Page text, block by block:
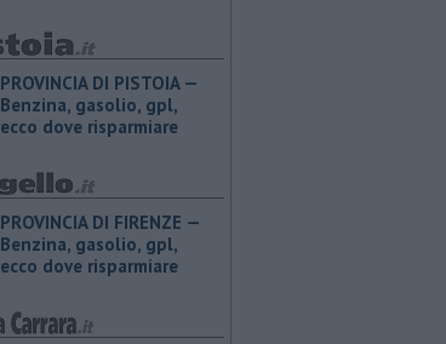
PROVINCIA DI PISTOIA — ​
Benzina, gasolio, gpl,
ecco dove risparmiare
PROVINCIA DI FIRENZE — ​
Benzina, gasolio, gpl,
ecco dove risparmiare